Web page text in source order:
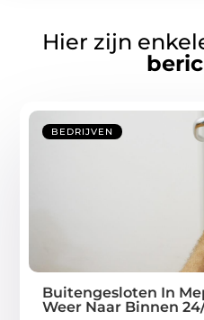
Hier zijn
BEDRIJVEN
Buitengesloten In
Weer Naar Binnen